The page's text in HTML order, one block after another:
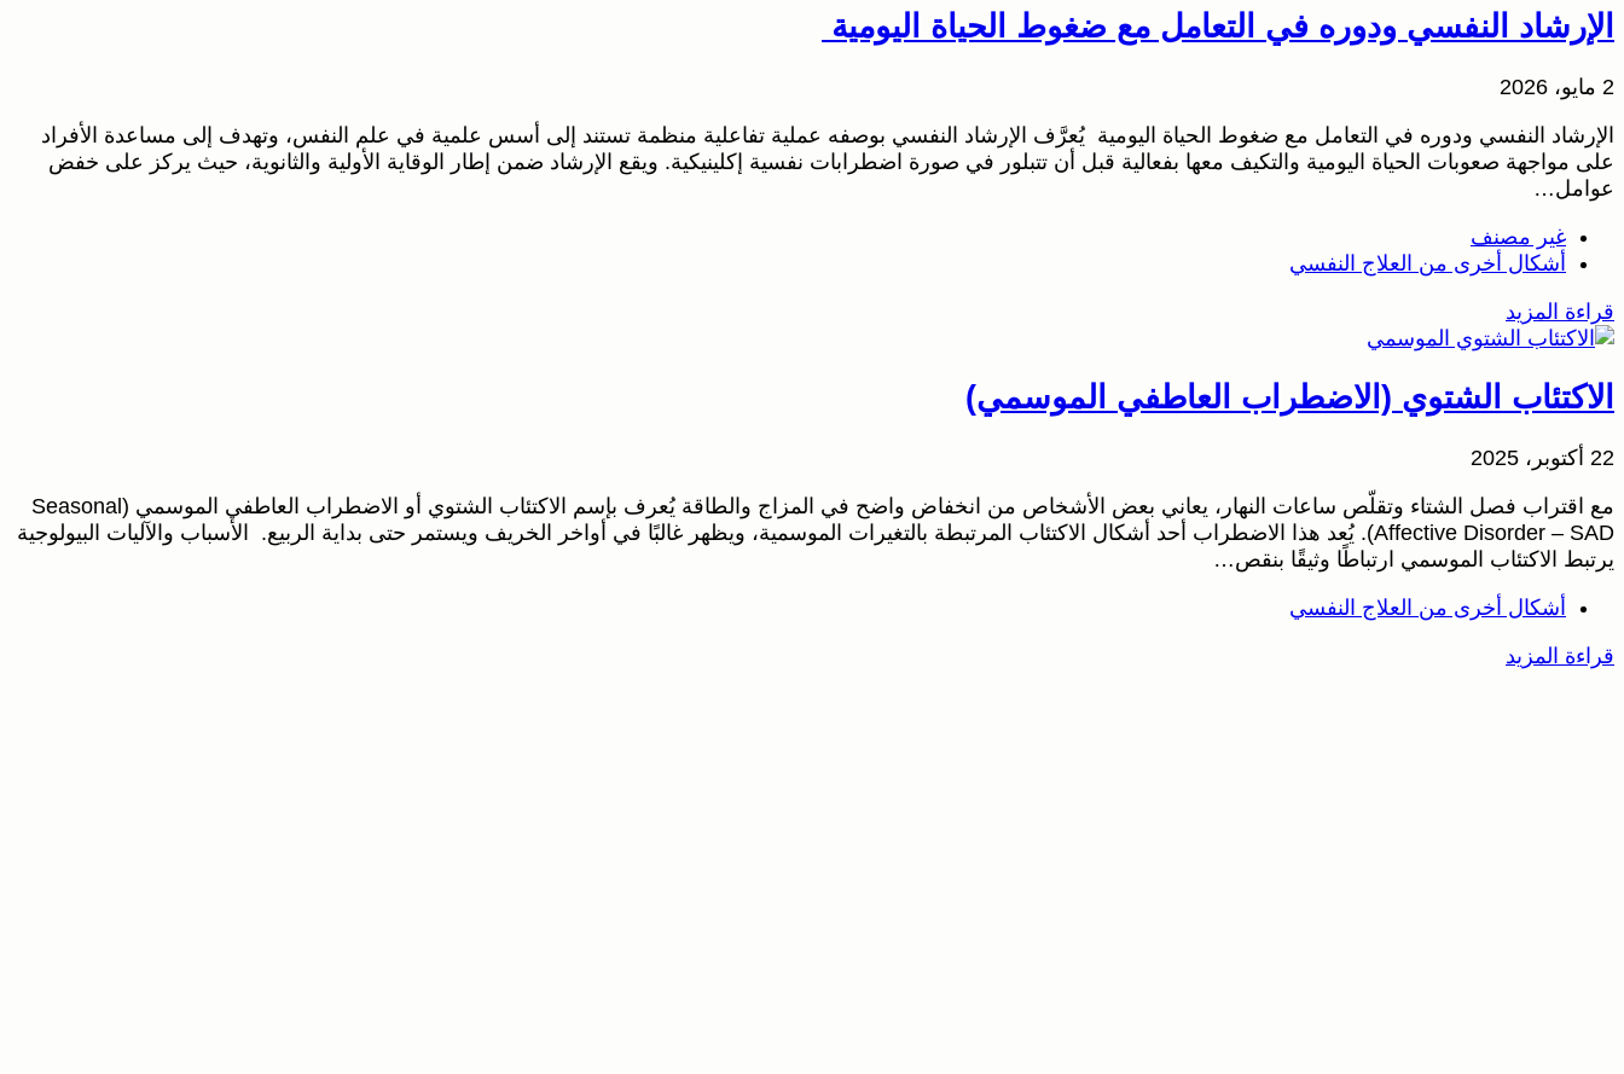
الإرشاد النفسي ودوره في التعامل مع ضغوط الحياة اليومية
2 مايو، 2026
الإرشاد النفسي ودوره في التعامل مع ضغوط الحياة اليومية يُعرَّف الإرشاد النفسي بوصفه عملية تفاعلية منظمة تستند إلى أسس علمية في علم النفس، وتهدف إلى مساعدة الأفراد
على مواجهة صعوبات الحياة اليومية والتكيف معها بفعالية قبل أن تتبلور في صورة اضطرابات نفسية إكلينيكية. ويقع الإرشاد ضمن إطار الوقاية الأولية والثانوية، حيث يركز على خفض
عوامل…
غير مصنف
أشكال أخرى من العلاج النفسي
قراءة المزيد
الاكتئاب الشتوي (الاضطراب العاطفي الموسمي)
22 أكتوبر، 2025
مع اقتراب فصل الشتاء وتقلّص ساعات النهار، يعاني بعض الأشخاص من انخفاض واضح في المزاج والطاقة يُعرف بإسم الاكتئاب الشتوي أو الاضطراب العاطفي الموسمي (Seasonal
Affective Disorder – SAD). يُعد هذا الاضطراب أحد أشكال الاكتئاب المرتبطة بالتغيرات الموسمية، ويظهر غالبًا في أواخر الخريف ويستمر حتى بداية الربيع. الأسباب والآليات البيولوجية
يرتبط الاكتئاب الموسمي ارتباطًا وثيقًا بنقص…
أشكال أخرى من العلاج النفسي
قراءة المزيد